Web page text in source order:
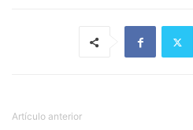
Artículo anterior